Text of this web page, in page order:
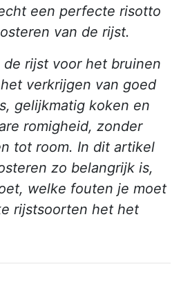
een perfecte risotto
van de rijst.
rijst voor het bruinen
verkrijgen van goed
gelijkmatig koken en
romigheid, zonder
tot room. In dit artikel
zo belangrijk is,
welke fouten je moet
rijstsoorten het het